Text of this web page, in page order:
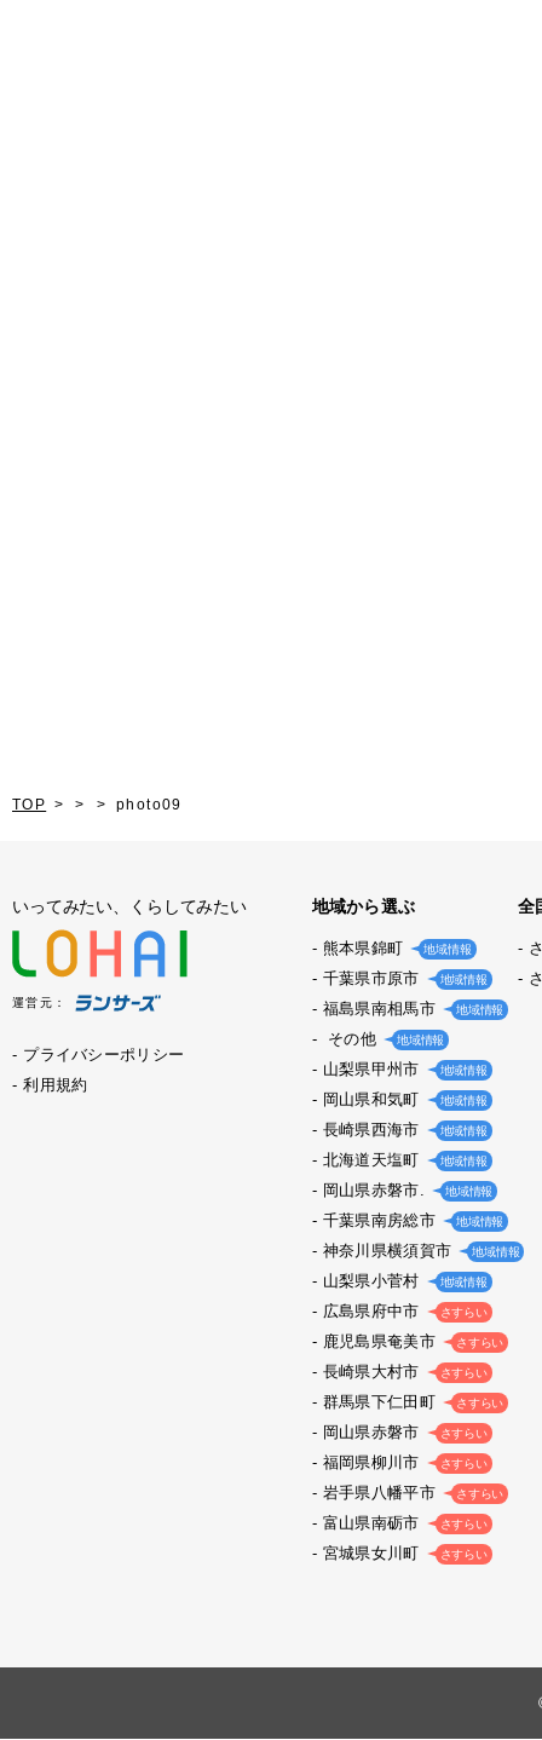
TOP photo09
いってみたい、くらしてみたい
運営元：
プライバシーポリシー
利用規約
地域から選ぶ
熊本県錦町 地域情報
千葉県市原市 地域情報
福島県南相馬市 地域情報
その他 地域情報
山梨県甲州市 地域情報
岡山県和気町 地域情報
長崎県西海市 地域情報
北海道天塩町 地域情報
岡山県赤磐市. 地域情報
千葉県南房総市 地域情報
神奈川県横須賀市 地域情報
山梨県小菅村 地域情報
広島県府中市 さすらい
鹿児島県奄美市 さすらい
長崎県大村市 さすらい
群馬県下仁田町 さすらい
岡山県赤磐市 さすらい
福岡県柳川市 さすらい
岩手県八幡平市 さすらい
富山県南砺市 さすらい
宮城県女川町 さすらい
全